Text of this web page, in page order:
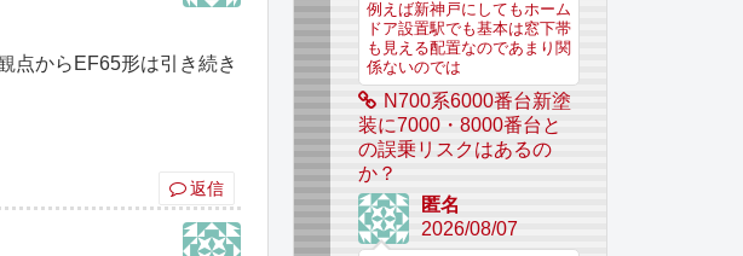
点からEF65形は引き続き
返信
例えば新神戸にしてもホーム
ドア設置駅でも基本は窓下帯
も見える配置なのであまり関
係ないのでは
N700系6000番台新塗
装に7000・8000番台と
の誤乗リスクはあるの
か？
匿名
2026/08/07